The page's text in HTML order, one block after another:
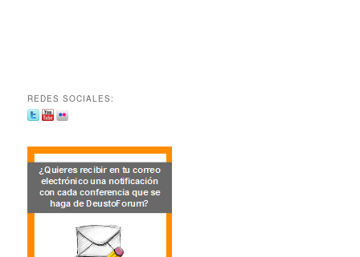
REDES SOCIALES: